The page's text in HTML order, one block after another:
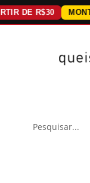
R$30 MONTE O